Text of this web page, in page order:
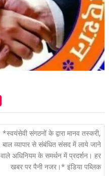
*स्वयंसेवी संगठनों के द्वारा मानव तस्करी,
बाल व्यापार से संबंधित संसद में लाये जाने
वाले अधिनियम के समर्थन में प्रदर्शन। हर
खबर पर पैनी नजर।* इंडिया पब्लिक